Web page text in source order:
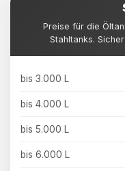
Preise für die
Stahltanks.
bis 3.000 L
bis 4.000 L
bis 5.000 L
bis 6.000 L